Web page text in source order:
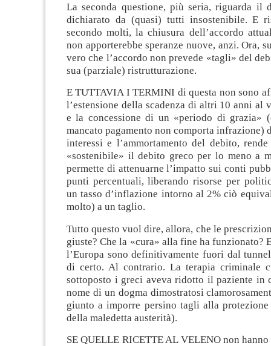
La seconda questione, più seria, riguarda il
dichiarato da (quasi) tutti insostenibile. E
secondo molti, la chiusura dell’accordo
non apporterebbe speranze nuove, anzi. Ora,
vero che l’accordo non prevede «tagli» del
sua (parziale) ristrutturazione.
E TUTTAVIA I TERMINI di questa non sono
l’estensione della scadenza di altri 10 anni al
e la concessione di un «periodo di
mancato pagamento non comporta infrazione)
interessi e l’ammortamento del debito,
«sostenibile» il debito greco per lo meno a
permette di attenuarne l’impatto sui conti
punti percentuali, liberando risorse per
un tasso d’inflazione intorno al 2% ciò
molto) a un taglio.
Tutto questo vuol dire, allora, che le
giuste? Che la «cura» alla fine ha funzionato?
l’Europa sono definitivamente fuori dal
di certo. Al contrario. La terapia criminale
sottoposto i greci aveva ridotto il paziente in
nome di un dogma dimostratosi
giunto a imporre persino tagli alla
della maledetta austerità).
SE QUELLE RICETTE AL VELENO non